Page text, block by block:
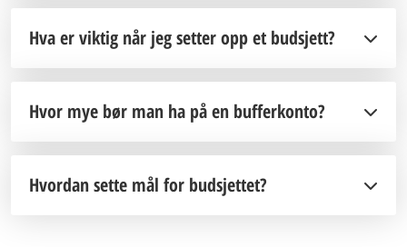
Hva er viktig når jeg setter opp et budsjett?
Hvor mye bør man ha på en bufferkonto?
Hvordan sette mål for budsjettet?